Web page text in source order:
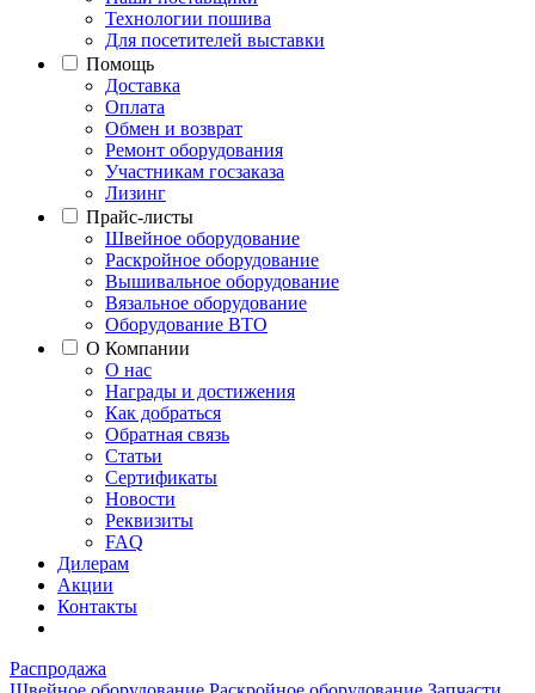
Технологии пошива
Для посетителей выставки
Помощь
Доставка
Оплата
Обмен и возврат
Ремонт оборудования
Участникам госзаказа
Лизинг
Прайс-листы
Швейное оборудование
Раскройное оборудование
Вышивальное оборудование
Вязальное оборудование
Оборудование ВТО
О Компании
О нас
Награды и достижения
Как добраться
Обратная связь
Статьи
Сертификаты
Новости
Реквизиты
FAQ
Дилерам
Акции
Контакты
Распродажа